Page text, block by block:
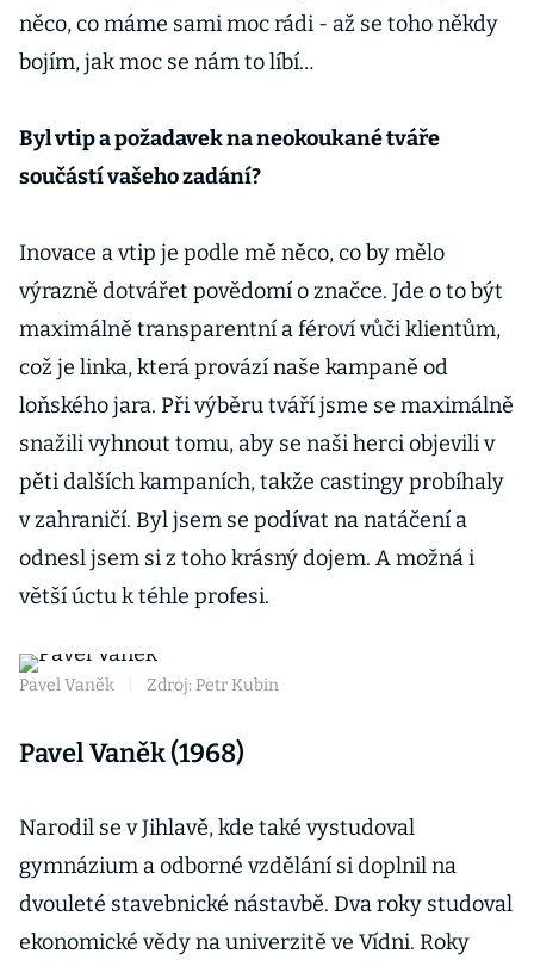
něco, co máme sami moc rádi - až se toho někdy
bojím, jak moc se nám to líbí…
Byl vtip a požadavek na neokoukané tváře
součástí vašeho zadání?
Inovace a vtip je podle mě něco, co by mělo
výrazně dotvářet povědomí o značce. Jde o to být
maximálně transparentní a féroví vůči klientům,
což je linka, která provází naše kampaně od
loňského jara. Při výběru tváří jsme se maximálně
snažili vyhnout tomu, aby se naši herci objevili v
pěti dalších kampaních, takže castingy probíhaly
v zahraničí. Byl jsem se podívat na natáčení a
odnesl jsem si z toho krásný dojem. A možná i
větší úctu k téhle profesi.
Pavel Vaněk Zdroj: Petr Kubin
Pavel Vaněk (1968)
Narodil se v Jihlavě, kde také vystudoval
gymnázium a odborné vzdělání si doplnil na
dvouleté stavebnické nástavbě. Dva roky studoval
ekonomické vědy na univerzitě ve Vídni. Roky